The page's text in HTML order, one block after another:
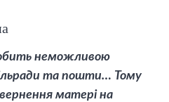
неможливою
та пошти… Тому
матері на